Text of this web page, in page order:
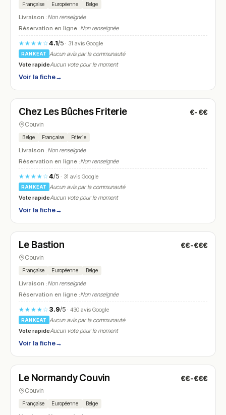
Française Européenne Belge
Livraison :Non renseignée
Réservation en ligne :Non renseignée
★★★★☆4.1/5· 31 avis Google
RANKEAT
Aucun avis par la communauté
Vote rapideAucun vote pour le moment
Voir la fiche→
N° 24
Chez Les Bûches Friterie €-€€
Couvin
Belge Française Friterie
Livraison :Non renseignée
Réservation en ligne :Non renseignée
★★★★☆4/5· 31 avis Google
RANKEAT
Aucun avis par la communauté
Vote rapideAucun vote pour le moment
Voir la fiche→
N° 25
Le Bastion €€-€€€
Couvin
Française Européenne Belge
Livraison :Non renseignée
Réservation en ligne :Non renseignée
★★★★☆ 3.9/5· 430 avis Google
RANKEAT
Aucun avis par la communauté
Vote rapideAucun vote pour le moment
Voir la fiche→
N° 26
Le Normandy Couvin €€-€€€
Couvin
Française Européenne Belge